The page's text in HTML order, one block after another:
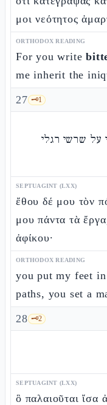
μοι νεότητος
ORTHODOX READING
For you write
me inherit the
27 🗝️1
על שרשי רגלי
SEPTUAGINT (LXX)
ἔθου δέ μου τὸν
μου πάντα τὰ
ἀφίκου·
ORTHODOX READING
you put my feet
paths, you set a
28 🗝️2
SEPTUAGINT (LXX)
ὃ παλαιοῦται ἴσα